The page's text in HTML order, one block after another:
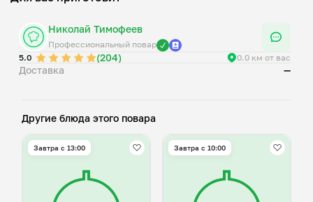
Николай Тимофеев
Профессиональный повар
5.0
(204) 0.0 км от вас
Доставка —
Другие блюда этого повара
Завтра c 13:00 Завтра c 10:00